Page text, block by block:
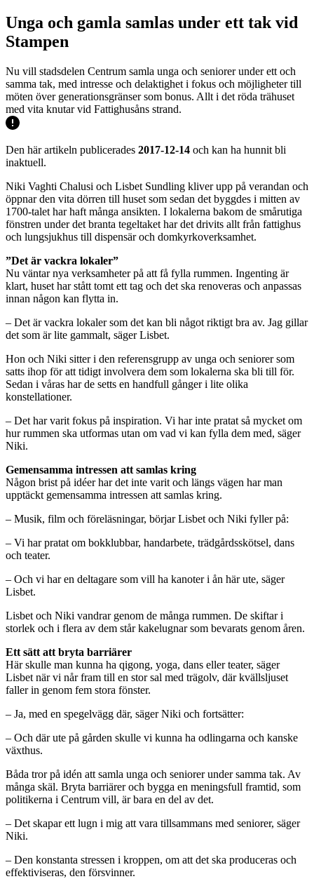
Unga och gamla samlas under ett tak vid
Stampen
Nu vill stadsdelen Centrum samla unga och seniorer under ett och
samma tak, med intresse och delaktighet i fokus och möjligheter till
möten över generationsgränser som bonus. Allt i det röda trähuset
med vita knutar vid Fattighusåns strand.
Den här artikeln publicerades 2017-12-14 och kan ha hunnit bli
inaktuell.
Niki Vaghti Chalusi och Lisbet Sundling kliver upp på verandan och
öppnar den vita dörren till huset som sedan det byggdes i mitten av
1700-talet har haft många ansikten. I lokalerna bakom de smårutiga
fönstren under det branta tegeltaket har det drivits allt från fattighus
och lungsjukhus till dispensär och domkyrkoverksamhet.
”Det är vackra lokaler”
Nu väntar nya verksamheter på att få fylla rummen. Ingenting är
klart, huset har stått tomt ett tag och det ska renoveras och anpassas
innan någon kan flytta in.
– Det är vackra lokaler som det kan bli något riktigt bra av. Jag gillar
det som är lite gammalt, säger Lisbet.
Hon och Niki sitter i den referensgrupp av unga och seniorer som
satts ihop för att tidigt involvera dem som lokalerna ska bli till för.
Sedan i våras har de setts en handfull gånger i lite olika
konstellationer.
– Det har varit fokus på inspiration. Vi har inte pratat så mycket om
hur rummen ska utformas utan om vad vi kan fylla dem med, säger
Niki.
Gemensamma intressen att samlas kring
Någon brist på idéer har det inte varit och längs vägen har man
upptäckt gemensamma intressen att samlas kring.
– Musik, film och föreläsningar, börjar Lisbet och Niki fyller på:
– Vi har pratat om bokklubbar, handarbete, trädgårdsskötsel, dans
och teater.
– Och vi har en deltagare som vill ha kanoter i ån här ute, säger
Lisbet.
Lisbet och Niki vandrar genom de många rummen. De skiftar i
storlek och i flera av dem står kakelugnar som bevarats genom åren.
Ett sätt att bryta barriärer
Här skulle man kunna ha qigong, yoga, dans eller teater, säger
Lisbet när vi når fram till en stor sal med trägolv, där kvällsljuset
faller in genom fem stora fönster.
– Ja, med en spegelvägg där, säger Niki och fortsätter:
– Och där ute på gården skulle vi kunna ha odlingarna och kanske
växthus.
Båda tror på idén att samla unga och seniorer under samma tak. Av
många skäl. Bryta barriärer och bygga en meningsfull framtid, som
politikerna i Centrum vill, är bara en del av det.
– Det skapar ett lugn i mig att vara tillsammans med seniorer, säger
Niki.
– Den konstanta stressen i kroppen, om att det ska produceras och
effektiviseras, den försvinner.